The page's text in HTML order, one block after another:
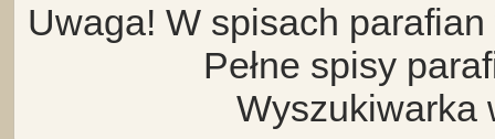
Uwaga! W spisach
Pełne spisy
Wyszukiwarka